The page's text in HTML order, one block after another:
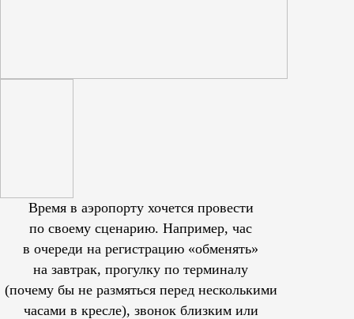
Время в аэропорту хочется провести
по своему сценарию. Например, час
в очереди на регистрацию «обменять»
на завтрак, прогулку по терминалу
(почему бы не размяться перед несколькими
часами в кресле), звонок близким или